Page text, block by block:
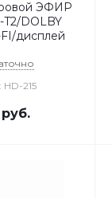
ЭФИР
T2/DOLBY
дисплей
215